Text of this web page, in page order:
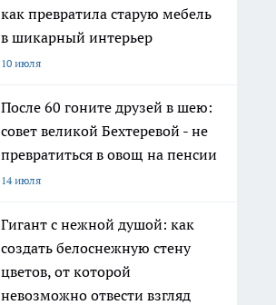
как превратила старую мебель
в шикарный интерьер
10 июля
После 60 гоните друзей в шею:
совет великой Бехтеревой - не
превратиться в овощ на пенсии
14 июля
Гигант с нежной душой: как
создать белоснежную стену
цветов, от которой
невозможно отвести взгляд